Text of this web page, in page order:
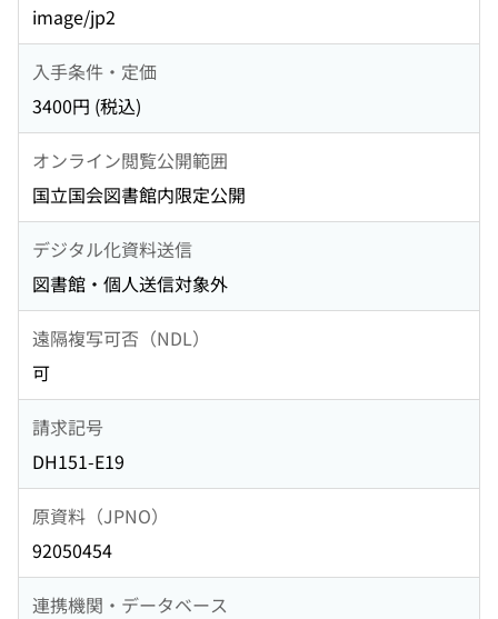
image/jp2
入手条件・定価
3400円 (税込)
オンライン閲覧公開範囲
国立国会図書館内限定公開
デジタル化資料送信
図書館・個人送信対象外
遠隔複写可否（NDL）
可
請求記号
DH151-E19
原資料（JPNO）
92050454
連携機関・データベース